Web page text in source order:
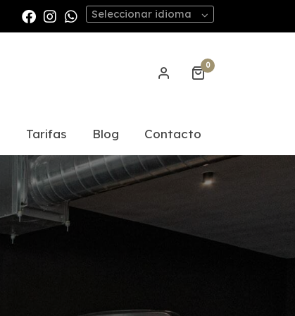
Seleccionar idioma
0
Tarifas Blog Contacto